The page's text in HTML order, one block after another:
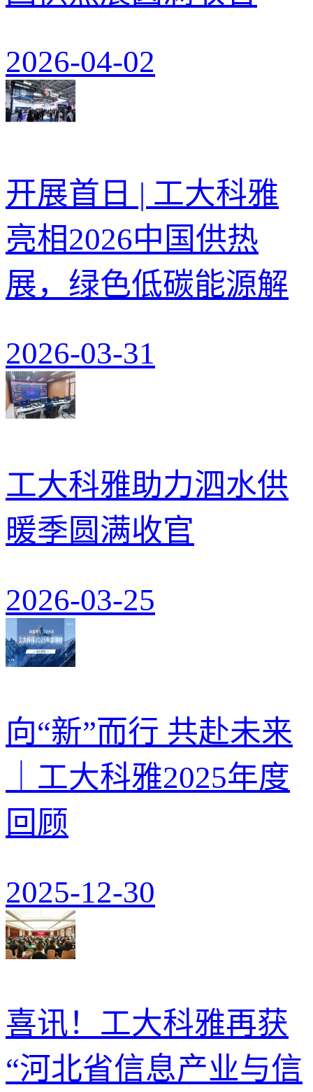
2026-04-02
开展首日 | 工大科雅
亮相2026中国供热
展，绿色低碳能源解
2026-03-31
工大科雅助力泗水供
暖季圆满收官
2026-03-25
向“新”而行 共赴未来
｜工大科雅2025年度
回顾
2025-12-30
喜讯！工大科雅再获
“河北省信息产业与信